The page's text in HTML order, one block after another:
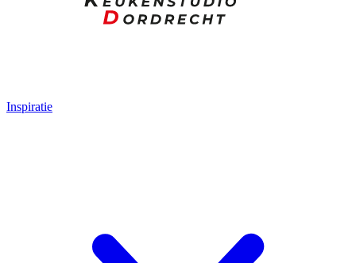
Inspiratie